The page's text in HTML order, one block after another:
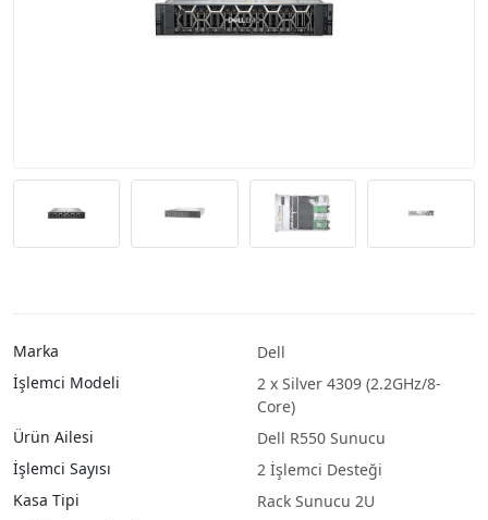
Marka
Dell
İşlemci Modeli
2 x Silver 4309 (2.2GHz/8-
Core)
Ürün Ailesi
Dell R550 Sunucu
İşlemci Sayısı
2 İşlemci Desteği
Kasa Tipi
Rack Sunucu 2U